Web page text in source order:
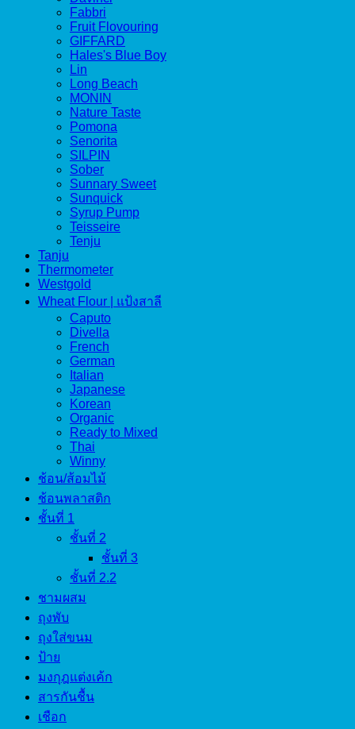
Fabbri
Fruit Flovouring
GIFFARD
Hales's Blue Boy
Lin
Long Beach
MONIN
Nature Taste
Pomona
Senorita
SILPIN
Sober
Sunnary Sweet
Sunquick
Syrup Pump
Teisseire
Tenju
Tanju
Thermometer
Westgold
Wheat Flour | แป้งสาลี
Caputo
Divella
French
German
Italian
Japanese
Korean
Organic
Ready to Mixed
Thai
Winny
ช้อน/ส้อมไม้
ช้อนพลาสติก
ชั้นที่ 1
ชั้นที่ 2
ชั้นที่ 3
ชั้นที่ 2.2
ชามผสม
ถุงพับ
ถุงใส่ขนม
ป้าย
มงกุฎแต่งเค้ก
สารกันชื้น
เชือก